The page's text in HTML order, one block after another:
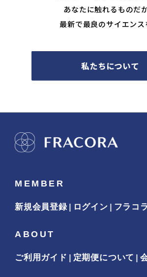
あなたに触れるものだ
最新で最良のサイエンス
私たちについて
MEMBER
新規会員登録 ログイン フラコ
ABOUT
ご利用ガイド 定期便について